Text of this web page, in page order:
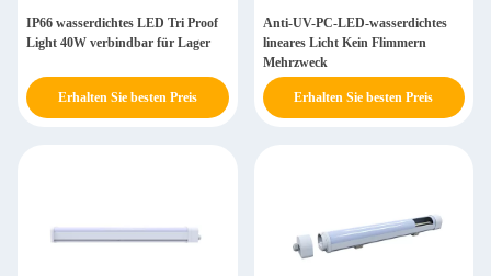
IP66 wasserdichtes LED Tri Proof
Light 40W verbindbar für Lager
Erhalten Sie besten Preis
Anti-UV-PC-LED-wasserdichtes
lineares Licht Kein Flimmern
Mehrzweck
Erhalten Sie besten Preis